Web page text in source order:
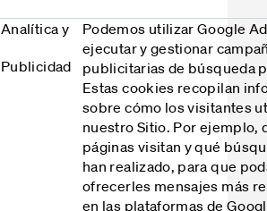
Analítica y
Publicidad
Podemos utilizar Google
ejecutar y gestionar
publicitarias de búsqueda
Estas cookies recopilan
sobre cómo los visitantes
nuestro Sitio. Por ejemplo,
páginas visitan y qué
han realizado, para que
ofrecerles mensajes más
en las plataformas de